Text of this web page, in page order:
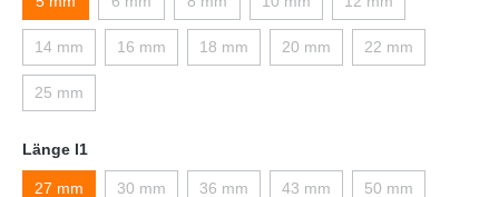
14 mm 16 mm 18 mm 20 mm 22 mm
25 mm
Länge l1
27 mm 30 mm 36 mm 43 mm 50 mm